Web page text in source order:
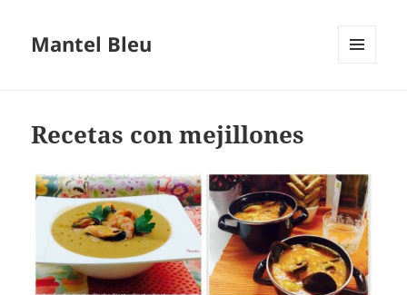
Mantel Bleu
Recetas con mejillones